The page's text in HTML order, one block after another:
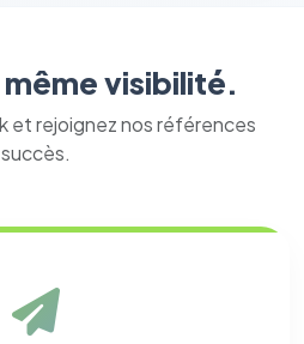
visibilité.
et rejoignez nos références
succès.